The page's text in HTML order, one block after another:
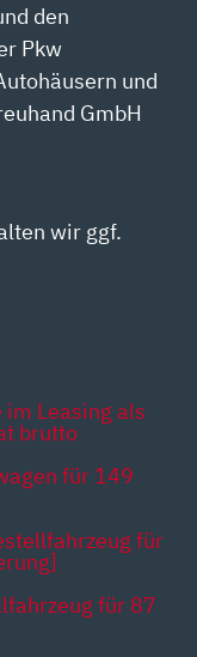
den
Pkw
und
GmbH
wir ggf.
im Leasing als
brutto
für 149
für
für 87